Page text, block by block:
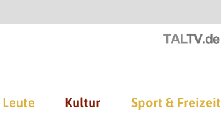
Kultur Sport & Freizeit